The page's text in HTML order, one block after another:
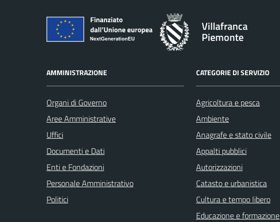
Villafranca
Piemonte
AMMINISTRAZIONE
Organi di Governo
Aree Amministrative
Uffici
Documenti e Dati
Enti e Fondazioni
Personale Amministrativo
Politici
CATEGORIE DI SERVIZIO
Agricoltura e pesca
Ambiente
Anagrafe e stato civile
Appalti pubblici
Autorizzazioni
Catasto e urbanistica
Cultura e tempo libero
Educazione e formazione